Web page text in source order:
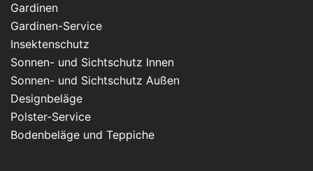
Gardinen
Gardinen-Service
Insektenschutz
Sonnen- und Sichtschutz Innen
Sonnen- und Sichtschutz Außen
Designbeläge
Polster-Service
Bodenbeläge und Teppiche